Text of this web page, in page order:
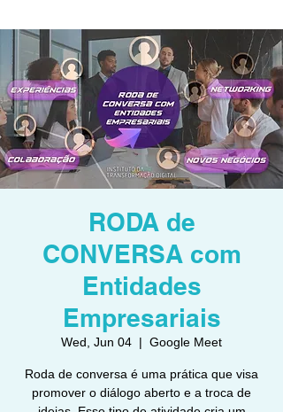
RODA de
CONVERSA com
Entidades
Empresariais
Wed, Jun 04
  |
Google Meet
Roda de conversa é uma prática que visa
promover o diálogo aberto e a troca de